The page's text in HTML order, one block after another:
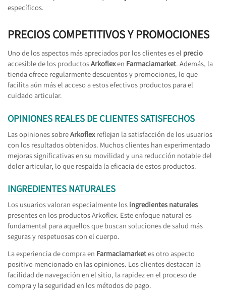
específicos.
PRECIOS COMPETITIVOS Y PROMOCIONES
Uno de los aspectos más apreciados por los clientes es el precio
accesible de los productosArkoflexen Farmaciamarket. Además, la
tienda ofrece regularmente descuentos y promociones, lo que
facilita aún más el acceso a estos efectivos productos para el
cuidado articular.
OPINIONES REALES DE CLIENTES SATISFECHOS
Las opiniones sobreArkoflexreflejan la satisfacción de los usuarios
con los resultados obtenidos. Muchos clientes han experimentado
mejoras significativas en su movilidad y una reducción notable del
dolor articular, lo que respalda la eficacia de estos productos.
INGREDIENTES NATURALES
Los usuarios valoran especialmente los ingredientes naturales
presentes en los productos Arkoflex. Este enfoque natural es
fundamental para aquellos que buscan soluciones de salud más
seguras y respetuosas con el cuerpo.
La experiencia de compra en Farmaciamarketes otro aspecto
positivo mencionado en las opiniones. Los clientes destacan la
facilidad de navegación en el sitio, la rapidez en el proceso de
compra y la seguridad en los métodos de pago.